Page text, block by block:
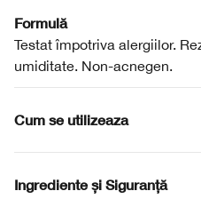
Formulă
Testat împotriva alergiilor.
umiditate. Non-acnegen.
Cum se utilizeaza
Ingrediente și Siguranță